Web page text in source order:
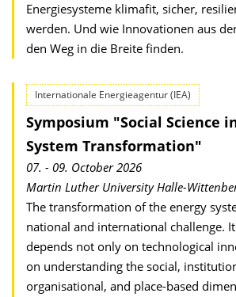
Energiesysteme klimafit, sicher,
werden. Und wie Innovationen aus
den Weg in die Breite finden.
Internationale Energieagentur (IEA)
Symposium "Social Science
System Transformation"
07. - 09. October 2026
Martin Luther University Halle-
The transformation of the energy
national and international challenge.
depends not only on technological
on understanding the social,
organisational, and place-based